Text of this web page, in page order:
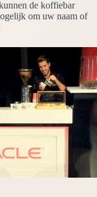
de koffiebar
om uw naam of